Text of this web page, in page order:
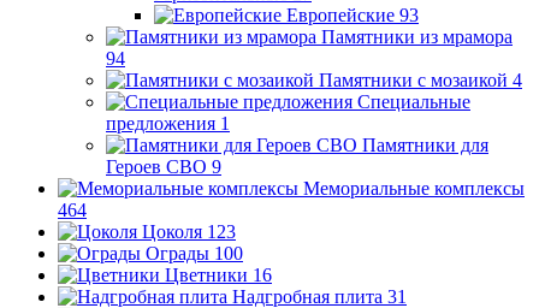
Европейские 93
Памятники из мрамора
94
Памятники с мозаикой 4
Специальные
предложения 1
Памятники для
Героев СВО 9
Мемориальные комплексы
464
Цоколя 123
Ограды 100
Цветники 16
Надгробная плита 31